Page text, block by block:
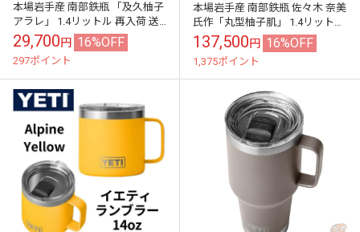
本場岩手産 南部鉄瓶 「及久柚子
アラレ」 1.4リットル 再入荷 送
料無料 専用箱付き
29,700円 16%OFF
297ポイント
本場岩手産 南部鉄瓶 佐々木 奈美
氏作「丸型柚子肌」 1.4リットル
送料無料 即日出荷対応
137,500円 16%OFF
1,375ポイント